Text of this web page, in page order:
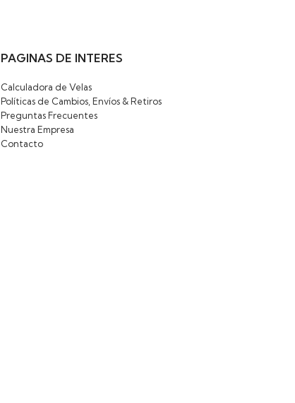
PAGINAS DE INTERES
Calculadora de Velas
Políticas de Cambios, Envíos & Retiros
Preguntas Frecuentes
Nuestra Empresa
Contacto